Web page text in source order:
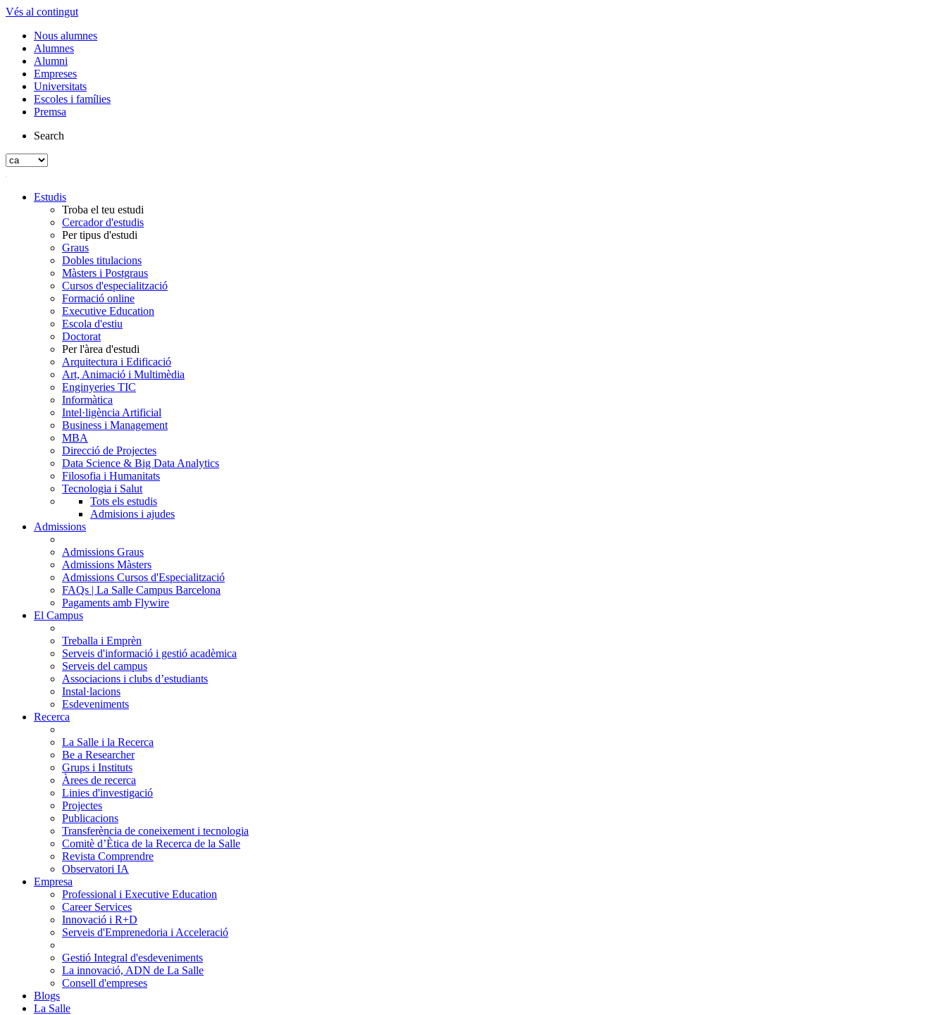
Vés al contingut
Nous alumnes
Alumnes
Alumni
Empreses
Universitats
Escoles i famílies
Premsa
Search
Estudis
Troba el teu estudi
Cercador d'estudis
Per tipus d'estudi
Graus
Dobles titulacions
Màsters i Postgraus
Cursos d'especialització
Formació online
Executive Education
Escola d'estiu
Doctorat
Per l'àrea d'estudi
Arquitectura i Edificació
Art, Animació i Multimèdia
Enginyeries TIC
Informàtica
Intel·ligència Artificial
Business i Management
MBA
Direcció de Projectes
Data Science & Big Data Analytics
Filosofia i Humanitats
Tecnologia i Salut
Tots els estudis
Admisions i ajudes
Admissions
Admissions Graus
Admissions Màsters
Admissions Cursos d'Especialització
FAQs | La Salle Campus Barcelona
Pagaments amb Flywire
El Campus
Treballa i Emprèn
Serveis d'informació i gestió acadèmica
Serveis del campus
Associacions i clubs d’estudiants
Instal·lacions
Esdeveniments
Recerca
La Salle i la Recerca
Be a Researcher
Grups i Instituts
Àrees de recerca
Linies d'investigació
Projectes
Publicacions
Transferència de coneixement i tecnologia
Comitè d’Ètica de la Recerca de la Salle
Revista Comprendre
Observatori IA
Empresa
Professional i Executive Education
Career Services
Innovació i R+D
Serveis d'Emprenedoria i Acceleració
Gestió Integral d'esdeveniments
La innovació, ADN de La Salle
Consell d'empreses
Blogs
La Salle